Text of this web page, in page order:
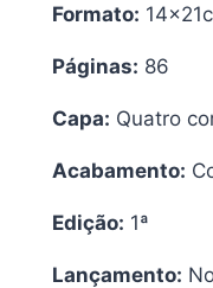
Formato:
Páginas: 86
Capa: Quatro
Acabamento:
Edição: 1ª
Lançamento: